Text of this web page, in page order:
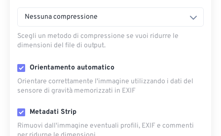
Nessuna compressione
Scegli un metodo di compressione se vuoi ridurre le
dimensioni del file di output.
Orientamento automatico
Orientare correttamente l'immagine utilizzando i dati del
sensore di gravità memorizzati in EXIF
Metadati Strip
Rimuovi dall'immagine eventuali profili, EXIF ​​e commenti